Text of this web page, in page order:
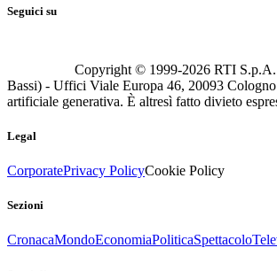
Seguici su
Copyright © 1999-2026 RTI S.p.A.
Bassi) - Uffici Viale Europa 46, 20093
artificiale generativa. È altresì fatto divieto
Legal
CorporatePrivacy PolicyCookie Policy
Sezioni
CronacaMondoEconomiaPoliticaSpettacolo